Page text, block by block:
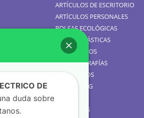
ARTÍCULOS DE ESCRITORIO
ARTÍCULOS PERSONALES
BOLSAS ECOLÓGICAS
BOLSAS PLÁSTICAS
CALENDARIOS
GIGANTOGRAFÍAS
TOMATODOS
JARROS MUG
GOLOSINAS
DE
duda sobre